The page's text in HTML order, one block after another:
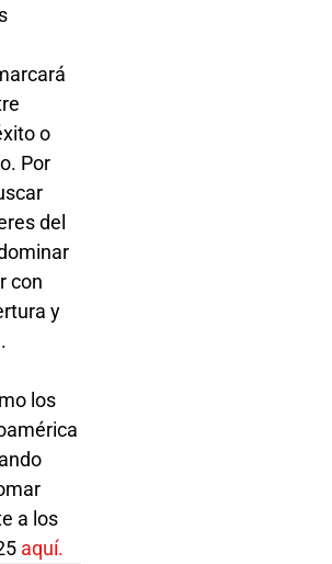
o
Por
del
con
y
los
a los
aquí.